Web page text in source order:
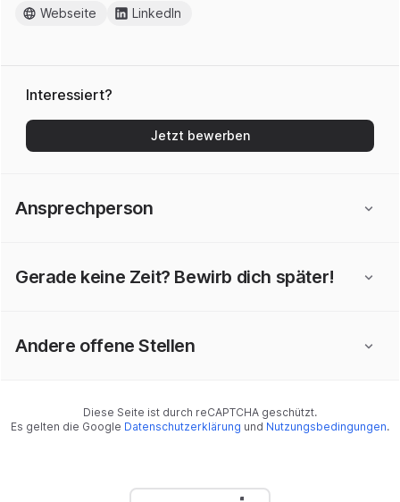
Webseite LinkedIn
Interessiert?
Jetzt bewerben
Ansprechperson
Gerade keine Zeit? Bewirb dich später!
Andere offene Stellen
Diese Seite ist durch reCAPTCHA geschützt.
Es gelten die Google Datenschutzerklärung und Nutzungsbedingungen.